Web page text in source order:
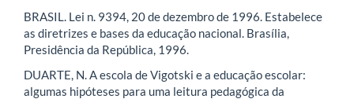
BRASIL. Lei n. 9394, 20 de dezembro de 1996. Estabelece
as diretrizes e bases da educação nacional. Brasília,
Presidência da República, 1996.
DUARTE, N. A escola de Vigotski e a educação escolar:
algumas hipóteses para uma leitura pedagógica da